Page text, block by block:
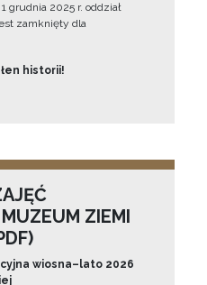
grudnia 2025 r. oddział
zamknięty dla
historii!
ZIEMI
wiosna–lato 2026